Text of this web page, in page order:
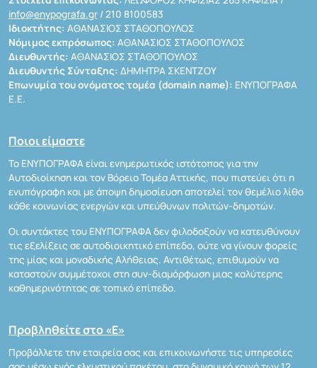
info@enypografa.gr / 210 8100583
Ιδιοκτήτης: ΑΘΑΝΑΣΙΟΣ ΣΤΑΘΟΠΟΥΛΟΣ
Νόμιμος εκπρόσωπος: ΑΘΑΝΑΣΙΟΣ ΣΤΑΘΟΠΟΥΛΟΣ
Διευθυντής: ΑΘΑΝΑΣΙΟΣ ΣΤΑΘΟΠΟΥΛΟΣ
Διευθυντής Σύνταξης: ΔΗΜΗΤΡΑ ΣΚΕΝΤΖΟΥ
Επωνυμία του ονόματος τομέα (domain name): ΕΝΥΠΟΓΡΑΦΑ
Ε.Ε.
Ποιοι είμαστε
Το ΕΝΥΠΟΓΡΑΦΑ είναι ενημερωτικός ιστότοπος για την
Αυτοδιοίκηση και τον Βόρειο Τομέα Αττικής, που πιστεύει ότι η
ενυπόγραφη και με άποψη δημοσίευση αποτελεί τον θεμέλιο λίθο
κάθε κοινωνίας ενεργών και υπεύθυνων πολιτών-δημοτών.
Οι συντάκτες του ΕΝΥΠΟΓΡΑΦΑ δεν φιλοδοξούν να κατευθύνουν
τις εξελίξεις σε αυτοδιοικητικό επίπεδο, ούτε να γίνουν φορείς
της μίας και μοναδικής Αλήθειας. Αντιθέτως, επιθυμούν να
καταστούν συμμέτοχοι στη συν-διαμόρφωση μιας καλύτερης
καθημερινότητας σε τοπικό επίπεδο.
Προβληθείτε στο «Ε»
Προβάλλετε την εταιρεία σας και επικοινωνήστε τις υπηρεσίες